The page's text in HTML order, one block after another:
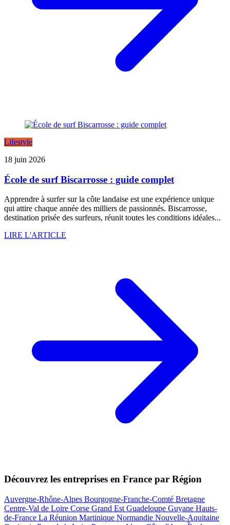
Lifestyle
18 juin 2026
École de surf Biscarrosse : guide complet
Apprendre à surfer sur la côte landaise est une expérience unique
qui attire chaque année des milliers de passionnés. Biscarrosse,
destination prisée des surfeurs, réunit toutes les conditions idéales...
LIRE L'ARTICLE
Découvrez les entreprises en France par Région
Auvergne-Rhône-Alpes Bourgogne-Franche-Comté Bretagne
Centre-Val de Loire Corse Grand Est Guadeloupe Guyane Hauts-
de-France La Réunion Martinique Normandie Nouvelle-Aquitaine